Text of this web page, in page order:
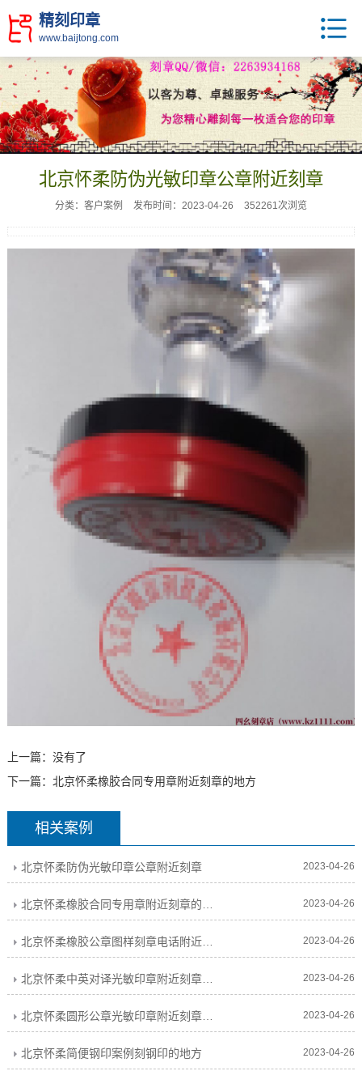
精刻印章
www.baijtong.com
北京怀柔防伪光敏印章公章附近刻章
分类：客户案例 发布时间：2023-04-26 352261次浏览
上一篇：没有了
下一篇： 北京怀柔橡胶合同专用章附近刻章的地方
相关案例
北京怀柔防伪光敏印章公章附近刻章 2023-04-26
2023-04-26
北京怀柔橡胶公章图样刻章电话附近刻章的地方 2023-04-26
北京怀柔中英对译光敏印章附近刻章的地方 2023-04-26
北京怀柔圆形公章光敏印章附近刻章的地方 2023-04-26
北京怀柔简便钢印案例刻钢印的地方 2023-04-26